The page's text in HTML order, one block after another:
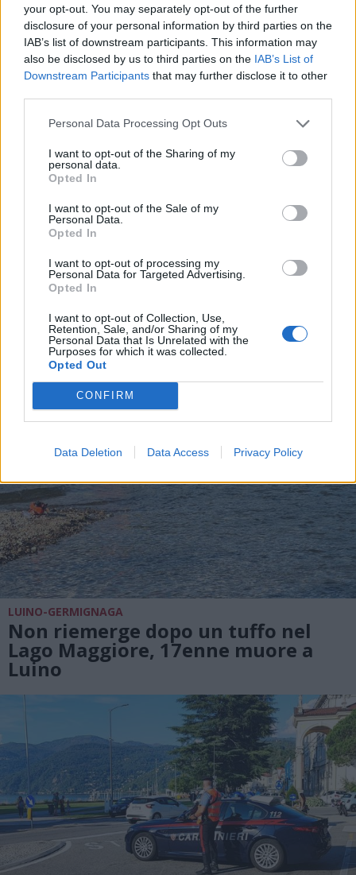
your opt-out. You may separately opt-out of the further
disclosure of your personal information by third parties on the
IAB’s list of downstream participants. This information may
also be disclosed by us to third parties on the IAB’s List of
Downstream Participants that may further disclose it to other
Personal Data Processing Opt Outs
I want to opt-out of the Sharing of my
personal data.
Opted In
I want to opt-out of the Sale of my
Personal Data.
Opted In
I want to opt-out of processing my
Personal Data for Targeted Advertising.
Opted In
I want to opt-out of Collection, Use,
Retention, Sale, and/or Sharing of my
Personal Data that Is Unrelated with the
Purposes for which it was collected.
Opted Out
CONFIRM
Data Deletion Data Access Privacy Policy
GERMIGNAGA
Tragedia alla foce del Tresa: muore
a 17 anni Ibrahim Hamada
Mansour, inutili i soccorsi dei
sommozzatori
LUINO-GERMIGNAGA
Non riemerge dopo un tuffo nel
Lago Maggiore, 17enne muore a
Luino